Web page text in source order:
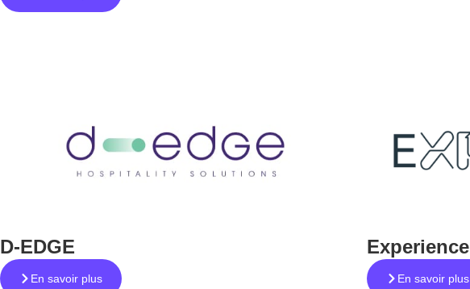
D-EDGE
En savoir plus
Experience
En savoir plus